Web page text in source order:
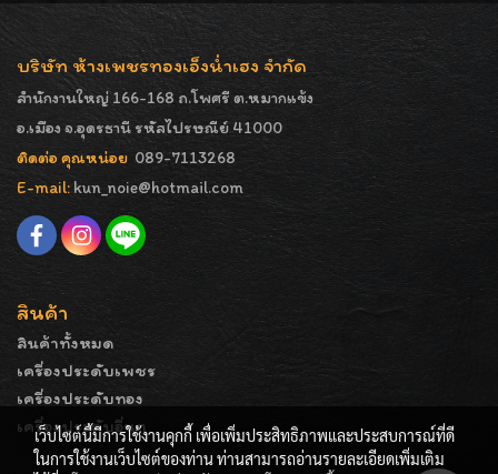
บริษัท ห้างเพชรทองเอ็งน่ำเฮง จำกัด
สำนักงานใหญ่ 166-168 ถ.โพศรี ต.หมากแข้ง
อ.เมือง จ.อุดรธานี รหัสไปรษณีย์ 41000
ติดต่อ คุณหน่อย 089-7113268
E-mail: kun_noie@hotmail.com
สินค้า
สินค้าทั้งหมด
เครื่องประดับเพชร
เครื่องประดับทอง
เครื่องประดับอื่นๆ
เว็บไซต์นี้มีการใช้งานคุกกี้ เพื่อเพิ่มประสิทธิภาพและประสบการณ์ที่ดี
ในการใช้งานเว็บไซต์ของท่าน ท่านสามารถอ่านรายละเอียดเพิ่มเติม